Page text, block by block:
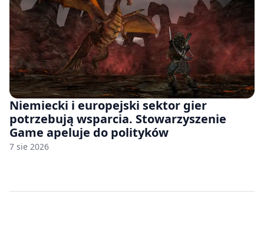
Niemiecki i europejski sektor gier
potrzebują wsparcia. Stowarzyszenie
Game apeluje do polityków
7 sie 2026